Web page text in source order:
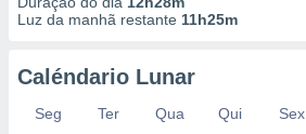
Luz da manhã restante 11h25m
Caléndario Lunar
Seg Ter Qua Qui Sex